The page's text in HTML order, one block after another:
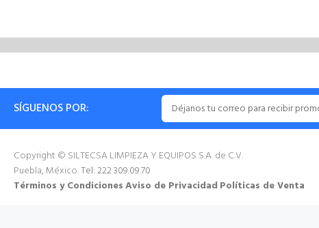
SÍGUENOS POR:
Copyright © SILTECSA LIMPIEZA Y EQUIPOS S.A. de C.V.
Puebla, México.Tel: 222 309.09.70
Términos y CondicionesAviso de Privacidad Políticas de Venta